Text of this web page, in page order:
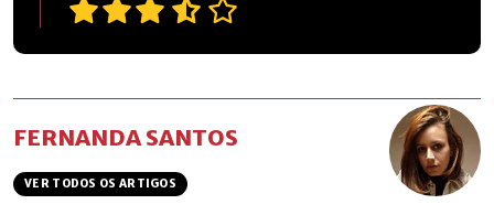
FERNANDA SANTOS
VER TODOS OS ARTIGOS